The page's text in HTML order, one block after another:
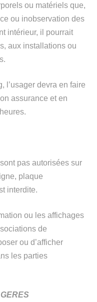
ou matériels que,
ou inobservation des
intérieur, il pourrait
aux installations ou
l’usager devra en faire
assurance et en
pas autorisées sur
plaque
interdite.
ou les affichages
de
ou d’afficher
les parties